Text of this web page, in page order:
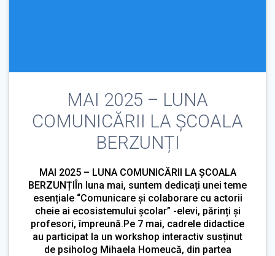
MAI 2025 – LUNA
COMUNICĂRII LA ȘCOALA
BERZUNȚI
MAI 2025 – LUNA COMUNICĂRII LA ȘCOALA
BERZUNȚIÎn luna mai, suntem dedicați unei teme
esențiale “Comunicare și colaborare cu actorii
cheie ai ecosistemului școlar” -elevi, părinți și
profesori, împreună.Pe 7 mai, cadrele didactice
au participat la un workshop interactiv susținut
de psiholog Mihaela Homeucă, din partea